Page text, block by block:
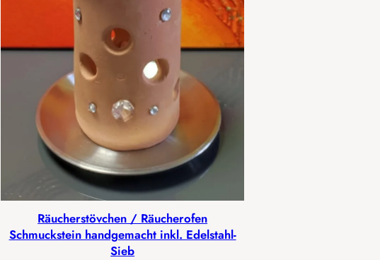
Räucherstövchen / Räucherofen
Schmuckstein handgemacht inkl. Edelstahl-
Sieb